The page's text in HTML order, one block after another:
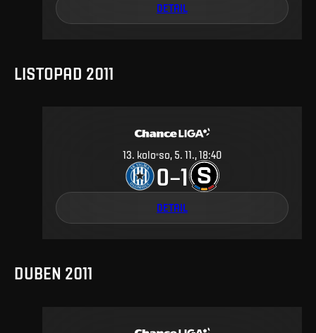
DETAIL
LISTOPAD 2011
13. kolo so, 5. 11., 18:40
0–1
DETAIL
DUBEN 2011